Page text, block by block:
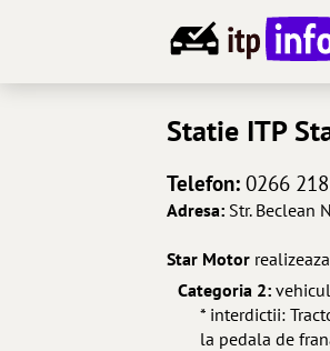
Statie ITP
Telefon: 0266
Adresa: Str. Beclean
Star Motor
Categoria 2:
* interdictii:
la pedala de